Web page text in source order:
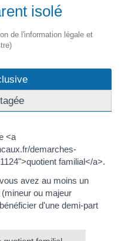
isolé
de l'information légale et
<a
demarches-
familial</a>.
avez au moins un
ou majeur
d'une demi-part